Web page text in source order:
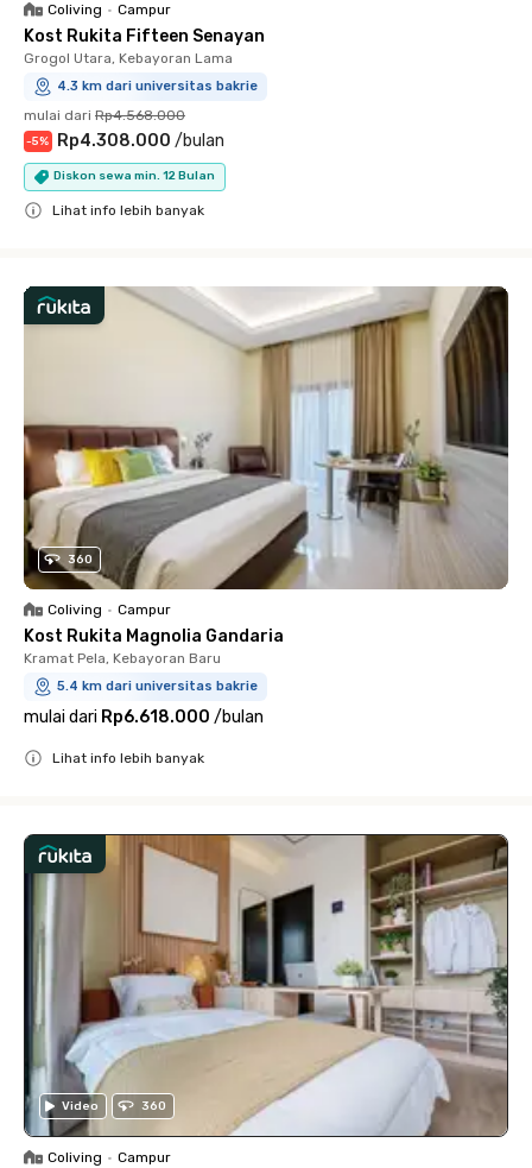
Coliving • Campur
Kost Rukita Fifteen Senayan
Grogol Utara, Kebayoran Lama
4.3 km dari universitas bakrie
mulai dari Rp4.568.000
-5% Rp4.308.000 /bulan
Diskon sewa min. 12 Bulan
Lihat info lebih banyak
360
Coliving • Campur
Kost Rukita Magnolia Gandaria
Kramat Pela, Kebayoran Baru
5.4 km dari universitas bakrie
mulai dari Rp6.618.000 /bulan
Lihat info lebih banyak
Video 360
Coliving • Campur